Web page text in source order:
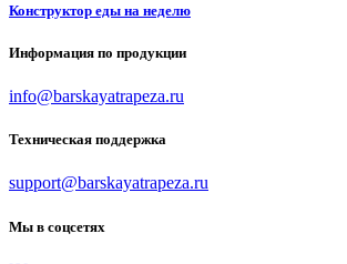
Конструктор еды на неделю
Информация по продукции
info@barskayatrapeza.ru
Техническая поддержка
support@barskayatrapeza.ru
Мы в соцсетях